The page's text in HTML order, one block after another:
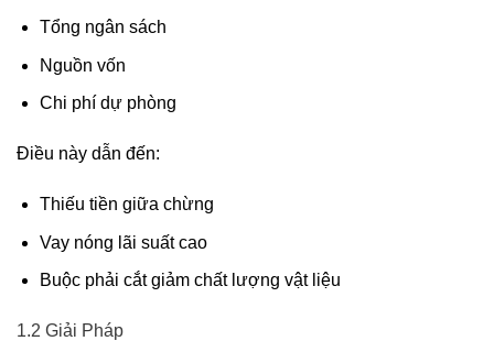
Tổng ngân sách
Nguồn vốn
Chi phí dự phòng
Điều này dẫn đến:
Thiếu tiền giữa chừng
Vay nóng lãi suất cao
Buộc phải cắt giảm chất lượng vật liệu
1.2 Giải Pháp